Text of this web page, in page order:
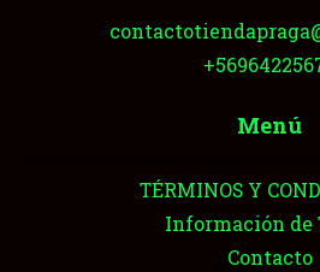
Menú
TÉRMINOS Y
Información de
Contacto